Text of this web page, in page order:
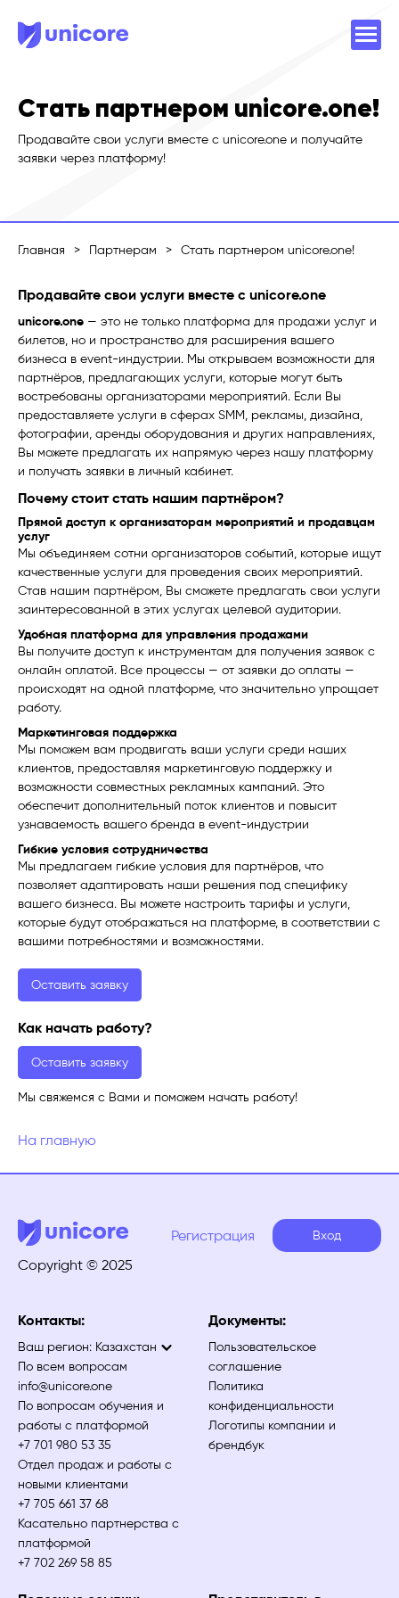
Стать партнером unicore.one!
Продавайте свои услуги вместе с unicore.one и получайте
заявки через платформу!
Главная > Партнерам > Стать партнером unicore.one!
Продавайте свои услуги вместе с unicore.one
unicore.one — это не только платформа для продажи услуг и
билетов, но и пространство для расширения вашего
бизнеса в event-индустрии. Мы открываем возможности для
партнёров, предлагающих услуги, которые могут быть
востребованы организаторами мероприятий. Если Вы
предоставляете услуги в сферах SMM, рекламы, дизайна,
фотографии, аренды оборудования и других направлениях,
Вы можете предлагать их напрямую через нашу платформу
и получать заявки в личный кабинет.
Почему стоит стать нашим партнёром?
Прямой доступ к организаторам мероприятий и продавцам
услуг
Мы объединяем сотни организаторов событий, которые ищут
качественные услуги для проведения своих мероприятий.
Став нашим партнёром, Вы сможете предлагать свои услуги
заинтересованной в этих услугах целевой аудитории.
Удобная платформа для управления продажами
Вы получите доступ к инструментам для получения заявок с
онлайн оплатой. Все процессы — от заявки до оплаты —
происходят на одной платформе, что значительно упрощает
работу.
Маркетинговая поддержка
Мы поможем вам продвигать ваши услуги среди наших
клиентов, предоставляя маркетинговую поддержку и
возможности совместных рекламных кампаний. Это
обеспечит дополнительный поток клиентов и повысит
узнаваемость вашего бренда в event-индустрии
Гибкие условия сотрудничества
Мы предлагаем гибкие условия для партнёров, что
позволяет адаптировать наши решения под специфику
вашего бизнеса. Вы можете настроить тарифы и услуги,
которые будут отображаться на платформе, в соответствии с
вашими потребностями и возможностями.
Оставить заявку
Как начать работу?
Оставить заявку
Мы свяжемся с Вами и поможем начать работу!
На главную
Copyright © 2025
Регистрация Вход
Контакты:
Ваш регион: Казахстан
По всем вопросам
info@unicore.one
По вопросам обучения и
работы с платформой
+7 701 980 53 35
Отдел продаж и работы с
новыми клиентами
+7 705 661 37 68
Касательно партнерства с
платформой
+7 702 269 58 85
Документы:
Пользовательское
соглашение
Политика
конфиденциальности
Логотипы компании и
брендбук